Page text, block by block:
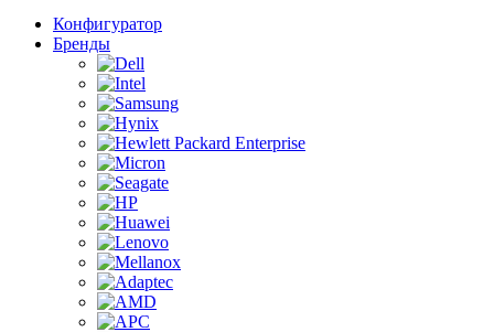
Конфигуратор
Бренды